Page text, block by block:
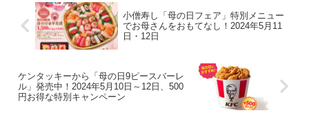
小僧寿し「母の日フェア」特別メニュー
でお母さんをおもてなし！2024年5月11
日・12日
ケンタッキーから「母の日9ピースバーレ
ル」発売中！2024年5月10日～12日、500
円お得な特別キャンペーン